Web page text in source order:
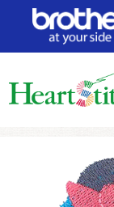
ログイン/新規会員
ジャンルから探す